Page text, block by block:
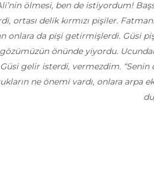
ölmesi, ben de istiyordum!
ortası delik kırmızı pişiler.
onlara da pişi getirmişlerdi. Güsi
önünde yiyordu.
gelir isterdi, vermezdim.
ne önemi vardı, onlara